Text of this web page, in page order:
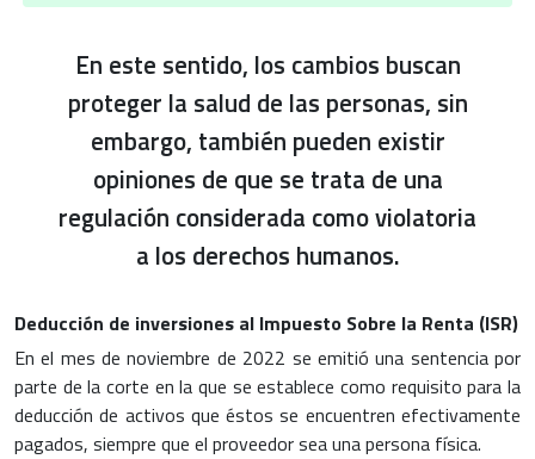
En este sentido, los cambios buscan
proteger la salud de las personas, sin
embargo, también pueden existir
opiniones de que se trata de una
regulación considerada como violatoria
a los derechos humanos.
Deducción de inversiones al Impuesto Sobre la Renta (ISR)
En el mes de noviembre de 2022 se emitió una sentencia por
parte de la corte en la que se establece como requisito para la
deducción de activos que éstos se encuentren efectivamente
pagados, siempre que el proveedor sea una persona física.